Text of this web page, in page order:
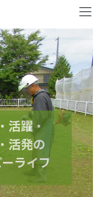
活躍・
活発の
ライフ